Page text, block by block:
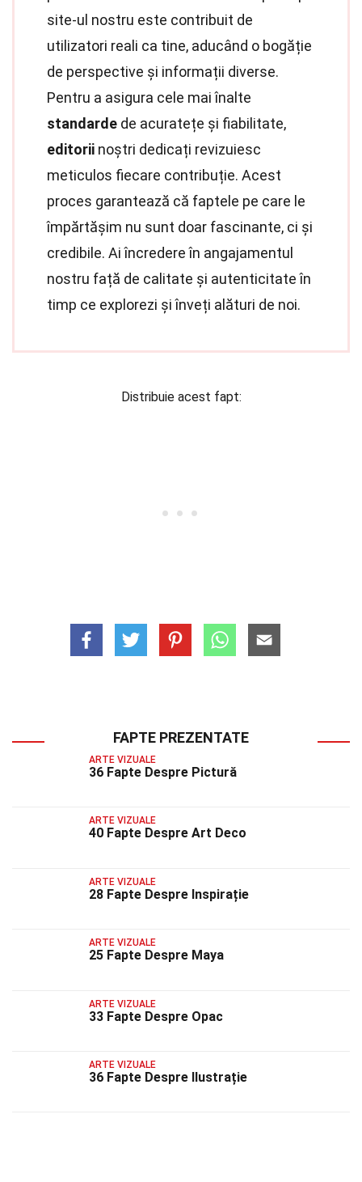
site-ul nostru este contribuit de
utilizatori reali ca tine, aducând o bogăție
de perspective și informații diverse.
Pentru a asigura cele mai înalte
standarde de acuratețe și fiabilitate,
editorii noștri dedicați revizuiesc
meticulos fiecare contribuție. Acest
proces garantează că faptele pe care le
împărtășim nu sunt doar fascinante, ci și
credibile. Ai încredere în angajamentul
nostru față de calitate și autenticitate în
timp ce explorezi și înveți alături de noi.
Distribuie acest fapt:
FAPTE PREZENTATE
ARTE VIZUALE
36 Fapte Despre Pictură
ARTE VIZUALE
40 Fapte Despre Art Deco
ARTE VIZUALE
28 Fapte Despre Inspirație
ARTE VIZUALE
25 Fapte Despre Maya
ARTE VIZUALE
33 Fapte Despre Opac
ARTE VIZUALE
36 Fapte Despre Ilustrație